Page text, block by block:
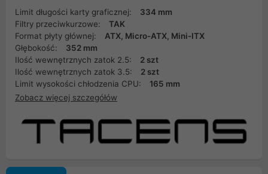
Limit długości karty graficznej:
334 mm
Filtry przeciwkurzowe:
TAK
Format płyty głównej:
ATX, Micro-ATX, Mini-ITX
Głębokość:
352 mm
Ilość wewnętrznych zatok 2.5:
2 szt
Ilość wewnętrznych zatok 3.5:
2 szt
Limit wysokości chłodzenia CPU:
165 mm
Zobacz więcej szczegółów